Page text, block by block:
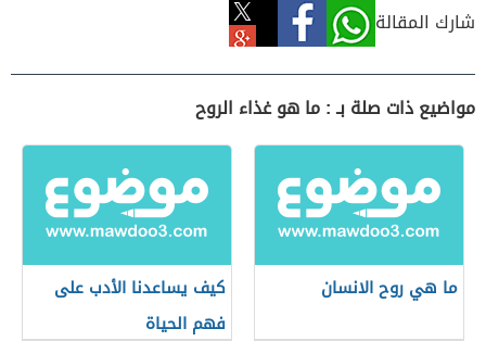
شارك المقالة
مواضيع ذات صلة بـ : ما هو غذاء الروح
ما هي روح الانسان
كيف يساعدنا الأدب على
فهم الحياة